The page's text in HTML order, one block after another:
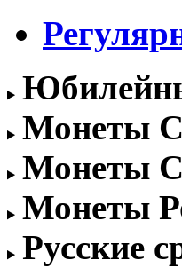
Монеты
Монеты
Монеты
Русские